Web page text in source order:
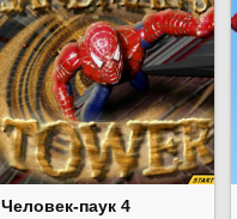
Человек-паук 4